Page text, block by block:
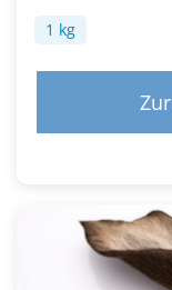
1 kg